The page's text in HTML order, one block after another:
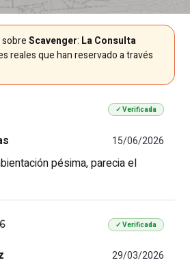
sobreScavenger: La Consulta
reales que han reservado a través
✓ Verificada
15/06/2026
pésima, parecia el
6 ✓ Verificada
29/03/2026